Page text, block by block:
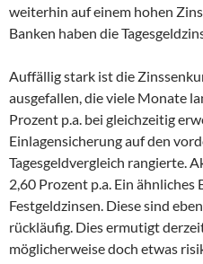
weiterhin auf einem hohen
Banken haben die
Auffällig stark ist die
ausgefallen, die viele Monate
Prozent p.a. bei gleichzeitig
Einlagensicherung auf den
Tagesgeldvergleich rangierte.
2,60 Prozent p.a. Ein ähnliches
Festgeldzinsen. Diese sind
rückläufig. Dies ermutigt
möglicherweise doch etwas